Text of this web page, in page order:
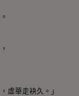
虛華走袂久。」